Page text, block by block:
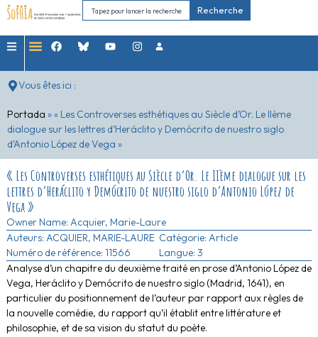
Recherche
Vous êtes ici :
Portada »« Les Controverses esthétiques au Siècle d’Or. Le IIème
dialogue sur les lettres d’Heráclito y Demócrito de nuestro siglo
d’Antonio López de Vega »
« Les Controverses esthétiques au Siècle d’Or. Le IIème dialogue sur les
lettres d’Heráclito y Demócrito de nuestro siglo d’Antonio López de
Vega »
Owner Name: Acquier, Marie-Laure
Auteurs: ACQUIER, MARIE-LAURE
Numéro de référence: 11566
Catégorie: Article
Langue: 3
Analyse d’un chapitre du deuxième traité en prose d’Antonio López de
Vega, Heráclito y Demócrito de nuestro siglo (Madrid, 1641), en
particulier du positionnement de l’auteur par rapport aux règles de
la nouvelle comédie, du rapport qu’il établit entre littérature et
philosophie, et de sa vision du statut du poète.